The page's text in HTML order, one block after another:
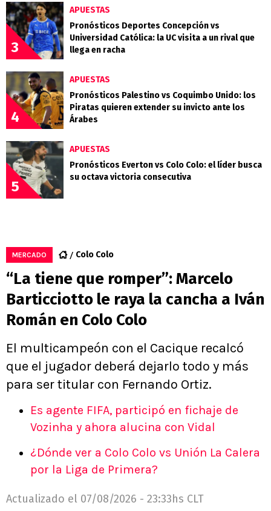
3
APUESTAS
Pronósticos Deportes Concepción vs
Universidad Católica: la UC visita a un rival que
llega en racha
4
APUESTAS
Pronósticos Palestino vs Coquimbo Unido: los
Piratas quieren extender su invicto ante los
Árabes
5
APUESTAS
Pronósticos Everton vs Colo Colo: el líder busca
su octava victoria consecutiva
MERCADO Colo Colo
“La tiene que romper”: Marcelo
Barticciotto le raya la cancha a Iván
Román en Colo Colo
El multicampeón con el Cacique recalcó
que el jugador deberá dejarlo todo y más
para ser titular con Fernando Ortiz.
Es agente FIFA, participó en fichaje de
Vozinha y ahora alucina con Vidal
¿Dónde ver a Colo Colo vs Unión La Calera
por la Liga de Primera?
Actualizado el 07/08/2026 - 23:33hs CLT